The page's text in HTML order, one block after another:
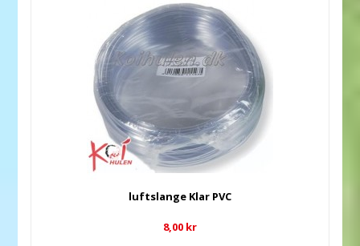
luftslange Klar PVC
8,00 kr